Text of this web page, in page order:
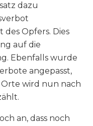
dazu
des Opfers. Dies
auf die
Ebenfalls wurde
angepasst,
wird nun nach
an, dass noch